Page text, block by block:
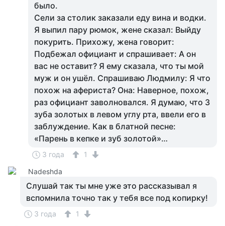
было.
Сели за столик заказали еду вина и водки.
Я выпил пару рюмок, жене сказал: Выйду
покурить. Прихожу, жена говорит:
Подбежал официант и спрашивает: А он
вас не оставит? Я ему сказала, что ты мой
муж и он ушёл. Спрашиваю Людмилу: Я что
похож на афериста? Она: Наверное, похож,
раз официант заволновался. Я думаю, что 3
зуба золотых в левом углу рта, ввели его в
заблуждение. Как в блатной песне:
«Парень в кепке и зуб золотой»…
3 года
1
Nadeshda
Слушай так ты мне уже это рассказывал я
вспомнила точно так у тебя все под копирку!
3 года 1